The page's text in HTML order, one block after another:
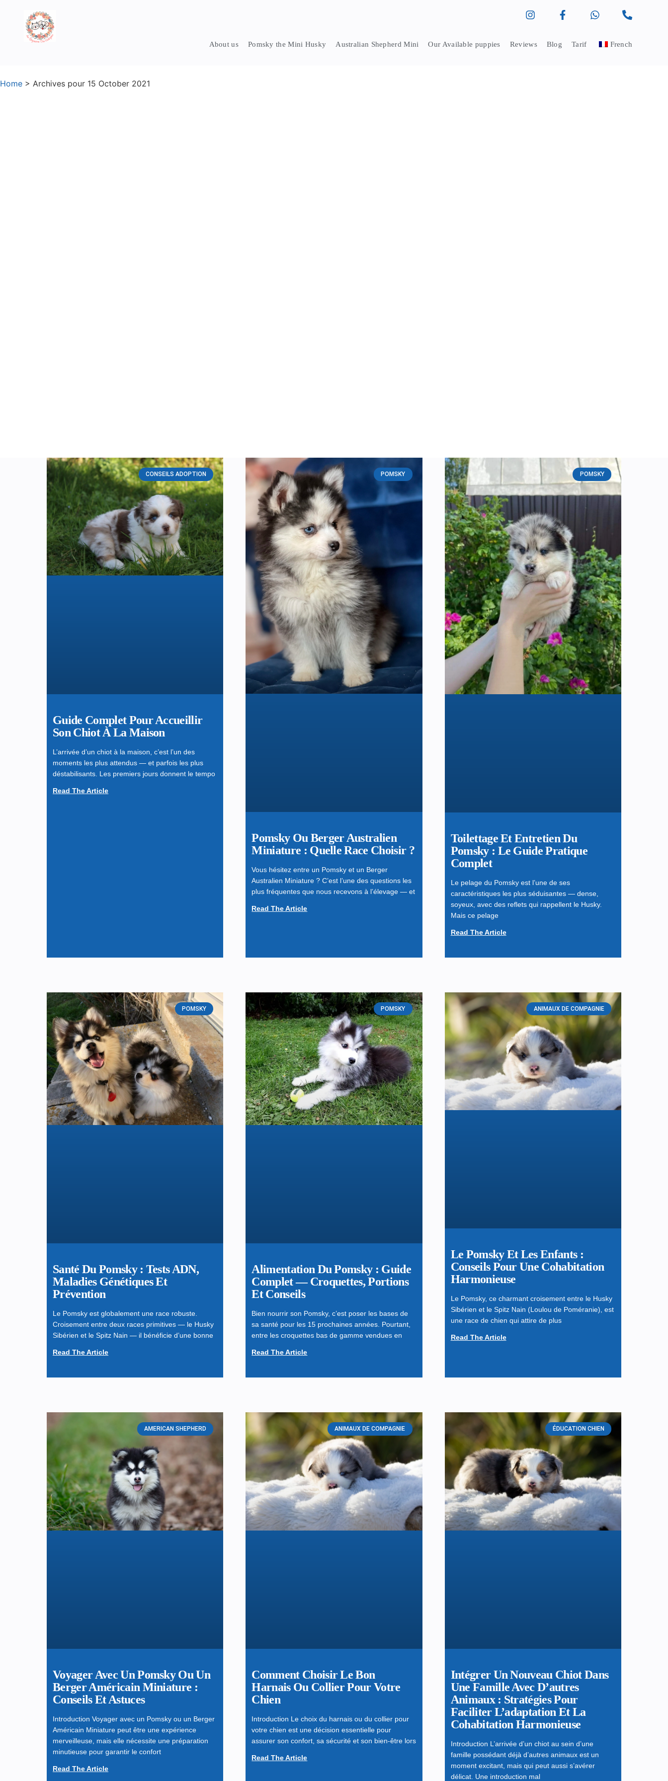
About us Pomsky the Mini Husky Australian Shepherd Mini Our Available puppies Reviews Blog Tarif French
Home > Archives pour 15 October 2021
CONSEILS ADOPTION
Guide Complet Pour Accueillir
Son Chiot À La Maison
L’arrivée d’un chiot à la maison, c’est l’un des
moments les plus attendus — et parfois les plus
déstabilisants. Les premiers jours donnent le tempo
Read The Article
POMSKY
Pomsky Ou Berger Australien
Miniature : Quelle Race Choisir ?
Vous hésitez entre un Pomsky et un Berger
Australien Miniature ? C’est l’une des questions les
plus fréquentes que nous recevons à l’élevage — et
Read The Article
POMSKY
Toilettage Et Entretien Du
Pomsky : Le Guide Pratique
Complet
Le pelage du Pomsky est l’une de ses
caractéristiques les plus séduisantes — dense,
soyeux, avec des reflets qui rappellent le Husky.
Mais ce pelage
Read The Article
POMSKY
Santé Du Pomsky : Tests ADN,
Maladies Génétiques Et
Prévention
Le Pomsky est globalement une race robuste.
Croisement entre deux races primitives — le Husky
Sibérien et le Spitz Nain — il bénéficie d’une bonne
Read The Article
POMSKY
Alimentation Du Pomsky : Guide
Complet — Croquettes, Portions
Et Conseils
Bien nourrir son Pomsky, c’est poser les bases de
sa santé pour les 15 prochaines années. Pourtant,
entre les croquettes bas de gamme vendues en
Read The Article
ANIMAUX DE COMPAGNIE
Le Pomsky Et Les Enfants :
Conseils Pour Une Cohabitation
Harmonieuse
Le Pomsky, ce charmant croisement entre le Husky
Sibérien et le Spitz Nain (Loulou de Poméranie), est
une race de chien qui attire de plus
Read The Article
AMERICAN SHEPHERD
Voyager Avec Un Pomsky Ou Un
Berger Américain Miniature :
Conseils Et Astuces
Introduction Voyager avec un Pomsky ou un Berger
Américain Miniature peut être une expérience
merveilleuse, mais elle nécessite une préparation
minutieuse pour garantir le confort
Read The Article
ANIMAUX DE COMPAGNIE
Comment Choisir Le Bon
Harnais Ou Collier Pour Votre
Chien
Introduction Le choix du harnais ou du collier pour
votre chien est une décision essentielle pour
assurer son confort, sa sécurité et son bien-être lors
Read The Article
ÉDUCATION CHIEN
Intégrer Un Nouveau Chiot Dans
Une Famille Avec D’autres
Animaux : Stratégies Pour
Faciliter L’adaptation Et La
Cohabitation Harmonieuse
Introduction L’arrivée d’un chiot au sein d’une
famille possédant déjà d’autres animaux est un
moment excitant, mais qui peut aussi s’avérer
délicat. Une introduction mal